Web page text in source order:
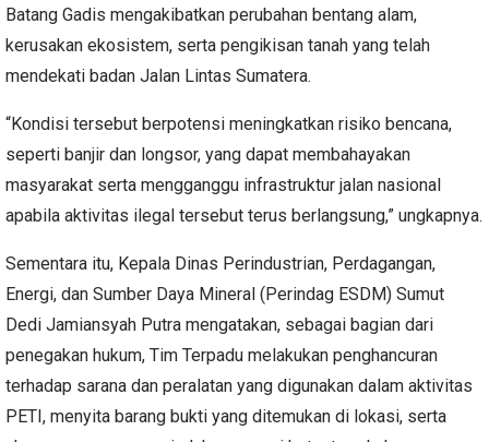
Batang Gadis mengakibatkan perubahan bentang alam,
kerusakan ekosistem, serta pengikisan tanah yang telah
mendekati badan Jalan Lintas Sumatera.
“Kondisi tersebut berpotensi meningkatkan risiko bencana,
seperti banjir dan longsor, yang dapat membahayakan
masyarakat serta mengganggu infrastruktur jalan nasional
apabila aktivitas ilegal tersebut terus berlangsung,” ungkapnya.
Sementara itu, Kepala Dinas Perindustrian, Perdagangan,
Energi, dan Sumber Daya Mineral (Perindag ESDM) Sumut
Dedi Jamiansyah Putra mengatakan, sebagai bagian dari
penegakan hukum, Tim Terpadu melakukan penghancuran
terhadap sarana dan peralatan yang digunakan dalam aktivitas
PETI, menyita barang bukti yang ditemukan di lokasi, serta